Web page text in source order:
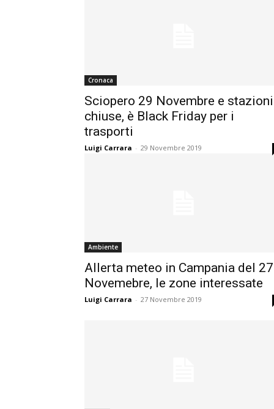
Cronaca
Sciopero 29 Novembre e stazioni
chiuse, è Black Friday per i
trasporti
Luigi Carrara - 29 Novembre 2019
Ambiente
Allerta meteo in Campania del 27
Novemebre, le zone interessate
Luigi Carrara - 27 Novembre 2019